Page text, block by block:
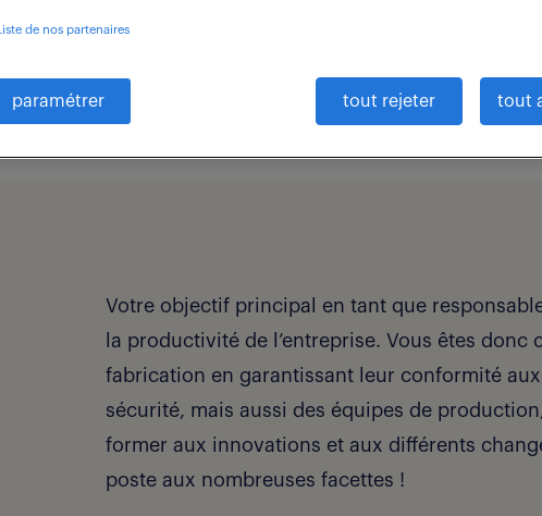
Votre objectif principal en tant que
la productivité de l’entreprise. Vous êtes
fabrication en garantissant leur conformité
sécurité, mais aussi des équipes de
former aux innovations et aux différents
poste aux nombreuses facettes !
Liste de nos partenaires
paramétrer tout rejeter tout